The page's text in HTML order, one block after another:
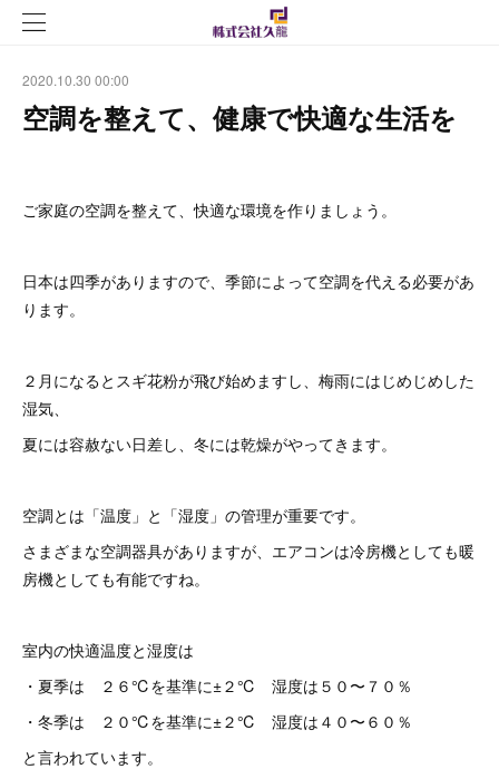
2020.10.30 00:00
空調を整えて、健康で快適な生活を
ご家庭の空調を整えて、快適な環境を作りましょう。
日本は四季がありますので、季節によって空調を代える必要があ
ります。
２月になるとスギ花粉が飛び始めますし、梅雨にはじめじめした
湿気、
夏には容赦ない日差し、冬には乾燥がやってきます。
空調とは「温度」と「湿度」の管理が重要です。
さまざまな空調器具がありますが、エアコンは冷房機としても暖
房機としても有能ですね。
室内の快適温度と湿度は
・夏季は ２６℃を基準に±２℃ 湿度は５０〜７０％
・冬季は ２０℃を基準に±２℃ 湿度は４０〜６０％
と言われています。